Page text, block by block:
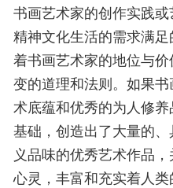
书画艺术家的创作实践
精神文化生活的需求满
着书画艺术家的地位与
变的道理和法则。如果
术底蕴和优秀的为人修
基础，创造出了大量的
义品味的优秀艺术作品
心灵，丰富和充实着人